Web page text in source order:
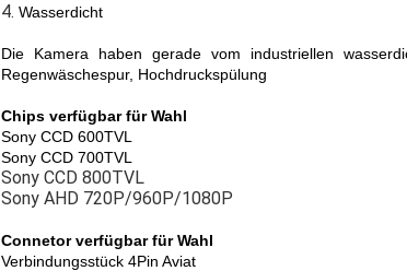
4. Wasserdicht
Die Kamera haben gerade vom industriellen
Regenwäschespur, Hochdruckspülung
Chips verfügbar für Wahl
Sony CCD 600TVL
Sony CCD 700TVL
Sony CCD 800TVL
Sony AHD 720P/960P/1080P
Connetor verfügbar für Wahl
Verbindungsstück 4Pin Aviat